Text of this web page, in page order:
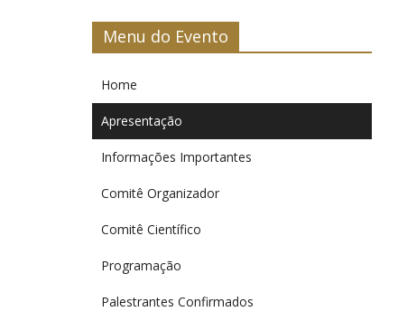
da
UENP
Menu do Evento
Home
Apresentação
Informações Importantes
Comitê Organizador
Comitê Científico
Programação
Palestrantes Confirmados